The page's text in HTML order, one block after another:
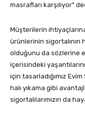
masrafları karşılıyor”
Müşterilerin
ürünlerinin sigortalının
olduğunu da sözlerine
içerisindeki
için tasarladığımız
halı yıkama gibi
sigortalılarımızın da